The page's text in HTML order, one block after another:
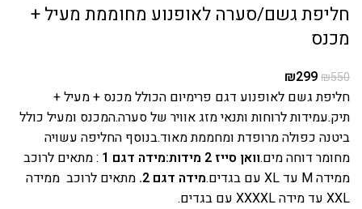
חליפת גשם/סערה לאופנוע מחוממת מעיל +
מכנס
₪550
₪299
חליפת גשם לאופנוע דגם פרימיום הכולל מכנס + מעיל +
תיק.עמידות לרוחות ותנאי מזג אוויר של סערה.המכנס ומעיל כולל
ביטנה כפולה מרופדת ומחממת מאוד.בנוסף החליפה עשויה
מחומר דוחה מים.וואן סייז 2 מידות: מידה דגם 1
: מתאים לרוכב
ממידה M עד XL עם בגדים.
מידה דגם 2.
מתאים לרוכב ממידה
XXL עד מידה XXXXL עם בגדים.